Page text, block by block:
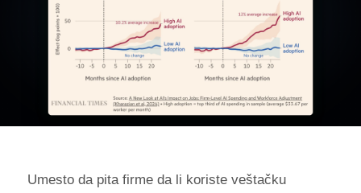
Umesto da pita firme da li koriste veštačku